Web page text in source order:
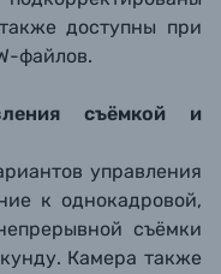
доступны при
файлов.
съёмкой и
управления
к однокадровой,
съёмки
Камера также